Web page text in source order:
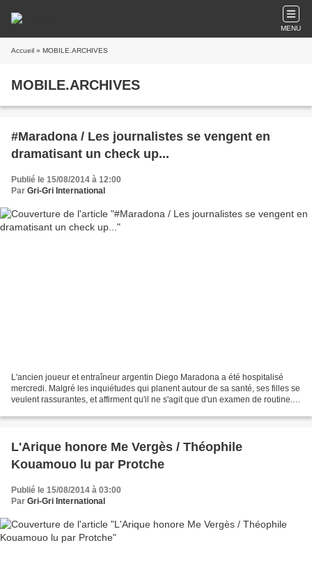
MENU
Accueil » MOBILE.ARCHIVES
MOBILE.ARCHIVES
#Maradona / Les journalistes se vengent en
dramatisant un check up...
Publié le 15/08/2014 à 12:00
Par Gri-Gri International
L'ancien joueur et entraîneur argentin Diego Maradona a été hospitalisé
mercredi. Malgré les inquiétudes qui planent autour de sa santé, ses filles se
veulent rassurantes, et affirment qu'il ne s'agit que d'un examen de routine.
L'Arique honore Me Vergès / Théophile
Kouamouo lu par Protche
Publié le 15/08/2014 à 03:00
Par Gri-Gri International